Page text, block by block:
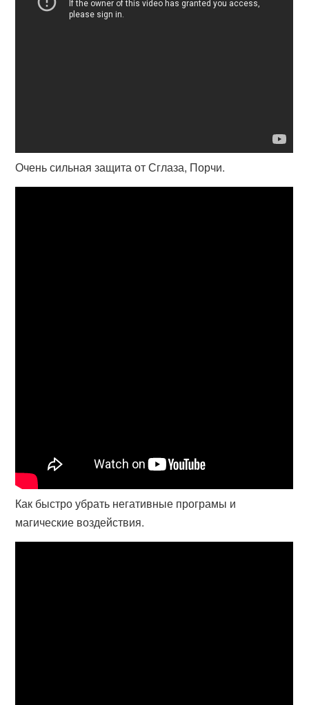
Очень сильная защита от Сглаза, Порчи.
Как быстро убрать негативные програмы и
магические воздействия.